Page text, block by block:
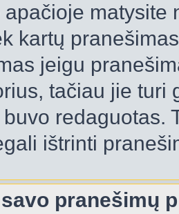
matysite
kartų
jeigu
tačiau jie turi
redaguotas.
ištrinti
pranešimų